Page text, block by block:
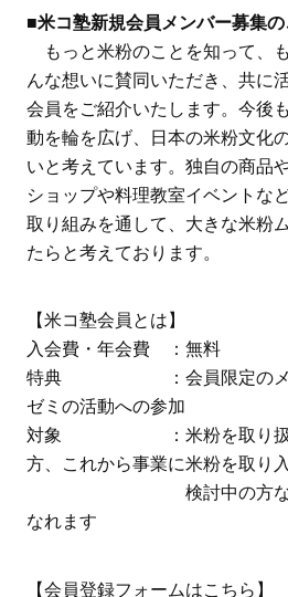
■米コ塾新規会員メンバー募集の
もっと米粉のことを知って、
んな想いに賛同いただき、共に
会員をご紹介いたします。今後
動を輪を広げ、日本の米粉文化
いと考えています。独自の商品
ショップや料理教室イベントな
取り組みを通して、大きな米粉
たらと考えております。
【米コ塾会員とは】
入会費・年会費 ：無料
特典 ：会員限定のメール
ゼミの活動への参加
対象 ：米粉を取り扱う
方、これから事業に米粉を取り
検討中の方など、ど
なれます
【会員登録フォームはこちら】